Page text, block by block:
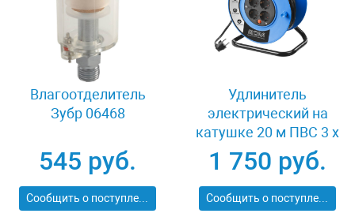
Влагоотделитель
Зубр 06468
545 руб.
Сообщить о поступлении
Удлинитель
электрический на
катушке 20 м ПВС 3 х
1кв мм 4 гнезда Зубр
ПРОФЕССИОНАЛ
55082-20
1 750 руб.
Сообщить о поступлении